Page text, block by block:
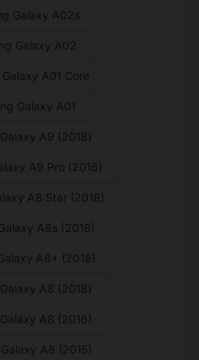
Galaxy A02s
Galaxy A02
A01 Core
Galaxy A01
A9 (2018)
A9 Pro (2016)
A8 Star (2018)
A8s (2018)
A8+ (2018)
A8 (2018)
A8 (2016)
A8 (2015)